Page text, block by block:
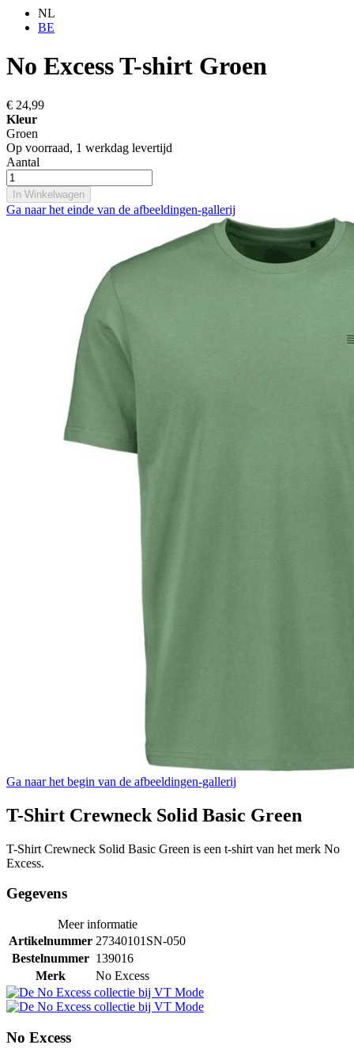
NL
BE
No Excess T-shirt Groen
€ 24,99
Kleur
Groen
Op voorraad, 1 werkdag levertijd
Aantal
In Winkelwagen
Ga naar het einde van de afbeeldingen-gallerij
Ga naar het begin van de afbeeldingen-gallerij
T-Shirt Crewneck Solid Basic Green
T-Shirt Crewneck Solid Basic Green is een t-shirt van het merk No
Excess.
Gegevens
Meer informatie
Artikelnummer 27340101SN-050
Bestelnummer 139016
Merk
No Excess
No Excess